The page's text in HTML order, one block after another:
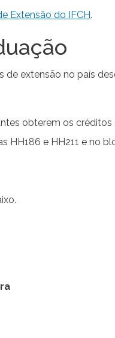
Extensão do IFCH.
extensão no país
obterem os
e HH211 e no